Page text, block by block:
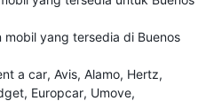
mobil yang tersedia di Buenos
a car Avis Alamo Hertz
Europcar Umove